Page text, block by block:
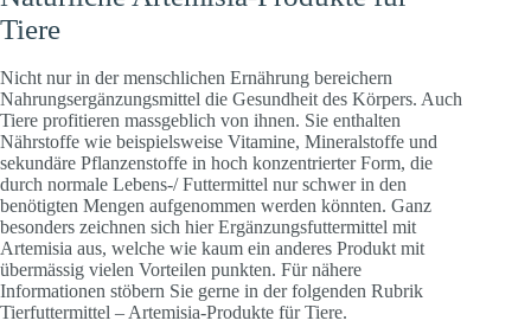
Herz Energie
Tiere
Nicht nur in der menschlichen Ernährung bereichern
Nahrungsergänzungsmittel die Gesundheit des Körpers. Auch
Tiere profitieren massgeblich von ihnen. Sie enthalten
Nährstoffe wie beispielsweise Vitamine, Mineralstoffe und
sekundäre Pflanzenstoffe in hoch konzentrierter Form, die
durch normale Lebens-/ Futtermittel nur schwer in den
benötigten Mengen aufgenommen werden könnten. Ganz
besonders zeichnen sich hier Ergänzungsfuttermittel mit
Artemisia aus, welche wie kaum ein anderes Produkt mit
übermässig vielen Vorteilen punkten. Für nähere
Informationen stöbern Sie gerne in der folgenden Rubrik
Tierfuttermittel – Artemisia-Produkte für Tiere.